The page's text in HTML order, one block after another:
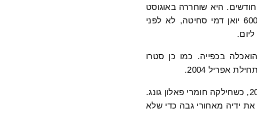
היא שוחררה באוגוסט
2003 אחרי שסחטו ממנה 2,000 יואן. גב' דו שוחררה לאחר חודשיים ו-6000 יואן דמי סחיטה, לא לפני
בשביתת רעב והואכלה בכפייה. כמו כן סטרו
אפריל 2004.
במהלך מעצרה של אמה, נתפסה גב' דו על ידי המשטרה ב-10 בדצמבר 2003, כשחילקה חומרי פאלון גונג.
ידיה מאחורי גבה כדי שלא